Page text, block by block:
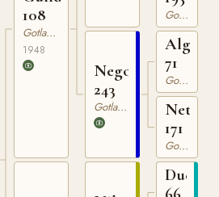
108
Gotlandsruss
1948
Nego
243
Gotlandsruss
Gotlandsruss
Algo
71
Gotlandsruss
Netta
171
Gotlandsruss
Ducke